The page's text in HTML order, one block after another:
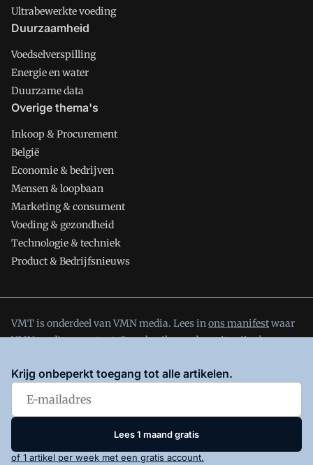
Ultrabewerkte voeding
Duurzaamheid
Voedselverspilling
Energie en water
Duurzame data
Overige thema's
Inkoop & Procurement
België
Economie & bedrijven
Mensen & loopbaan
Marketing & consument
Voeding & gezondheid
Technologie & techniek
Product & Bedrijfsnieuws
VMT is onderdeel van VMN media. Lees inons manifestwaar
VMN media voor staat. Op gebruik van deze site zijn de
enPrivacy en Cookie beleid|Privacy instellingen
Krijg onbeperkt toegang tot alle artikelen.
Lees 1 maand gratis
of 1 artikel per week met een gratis account.